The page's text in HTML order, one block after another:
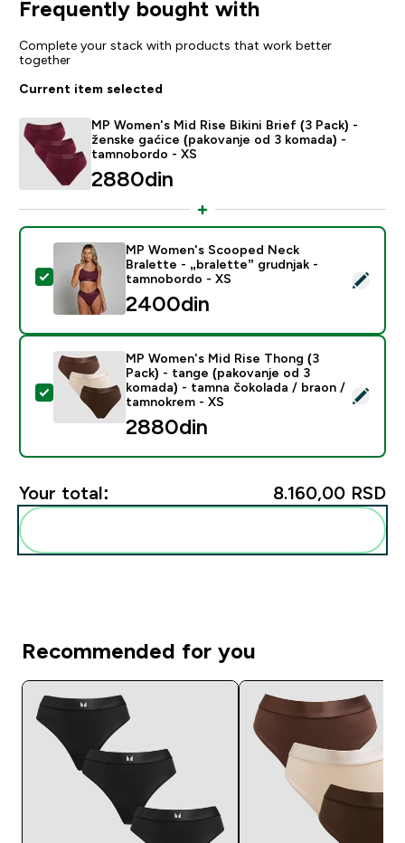
Frequently bought with
Complete your stack with products that work better
together
Current item selected
MP Women's Mid Rise Bikini Brief (3 Pack) -
ženske gaćice (pakovanje od 3 komada) -
tamnobordo - XS
2880din‎
Select this product - MP Women's Scooped Neck
MP Women's Scooped Neck
Bralette - „bralette” grudnjak -
tamnobordo - XS
2400din‎
Select this product - MP Women's Mid Rise Thong
MP Women's Mid Rise Thong (3
Pack) - tange (pakovanje od 3
komada) - tamna čokolada / braon /
tamnokrem - XS
2880din‎
Your total: 8.160,00 RSD‎
Recommended for you